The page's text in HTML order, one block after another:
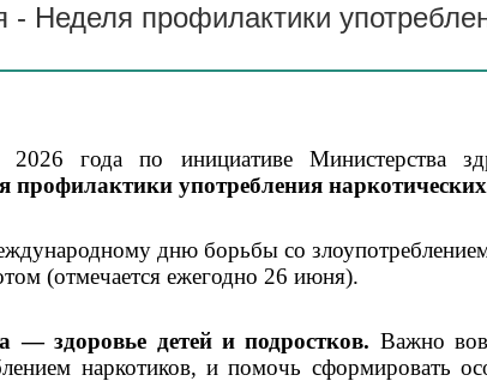
Неделя профилактики
года по инициативе Министерства
профилактики употребления наркотических
дню борьбы со
(отмечается ежегодно 26 июня).
— здоровье детей и подростков. Важно
наркотиков, и помочь сформировать